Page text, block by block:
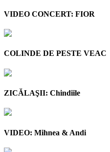
VIDEO CONCERT: FIOR
COLINDE DE PESTE VEAC
ZICĂLAŞII: Chindiile
VIDEO: Mihnea & Andi